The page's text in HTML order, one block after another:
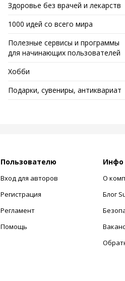
Здоровье без врачей и лекарств
1000 идей со всего мира
Полезные сервисы и программы
для начинающих пользователей
Хобби
Подарки, сувениры, антиквариат
Пользователю
Вход для авторов
Регистрация
Регламент
Помощь
Инфо
О
Блог